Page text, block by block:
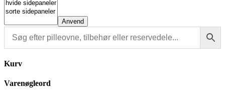
Anvend
Kurv
Varenøgleord